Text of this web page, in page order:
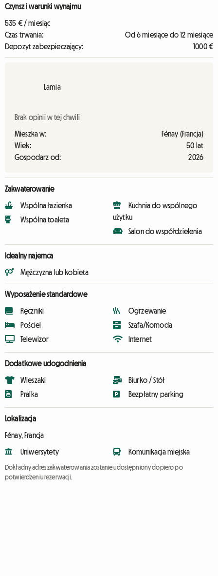
Czynsz i warunki wynajmu
535 € / miesiąc
Czas trwania:
Od 6 miesiące do 12 miesiące
Depozyt zabezpieczający:
1000 €
Lamia
Brak opinii w tej chwili
Mieszka w:
Fénay (Francja)
Wiek:
50 lat
Gospodarz od:
2026
Zakwaterowanie
Wspólna łazienka
Wspólna toaleta
Kuchnia do wspólnego
użytku
Salon do współdzielenia
Idealny najemca
Mężczyzna lub kobieta
Wyposażenie standardowe
Ręczniki
Pościel
Telewizor
Ogrzewanie
Szafa/Komoda
Internet
Dodatkowe udogodnienia
Wieszaki
Pralka
Biurko / Stół
Bezpłatny parking
Lokalizacja
Fénay, Francja
Uniwersytety Komunikacja miejska
Dokładny adres zakwaterowania zostanie udostępniony dopiero po
potwierdzeniu rezerwacji.